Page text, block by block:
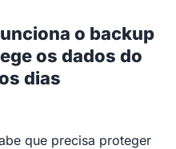
o backup
os dados do
dias
que precisa proteger